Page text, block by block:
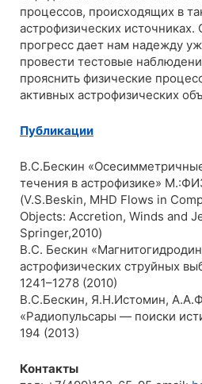
процессов, происходящих в
астрофизических источниках.
прогресс дает нам надежду
провести тестовые
прояснить физические
активных астрофизических
Публикации
В.С.Бескин
течения в астрофизике»
(V.S.Beskin, MHD Flows in
Objects: Accretion, Winds and
Springer,2010)
В.С. Бескин
астрофизических струйных
1241–1278 (2010)
В.С.Бескин, Я.Н.Истомин,
«Радиопульсары — поиски
194 (2013)
Контакты